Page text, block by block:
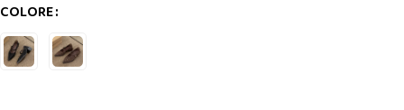
COLORE